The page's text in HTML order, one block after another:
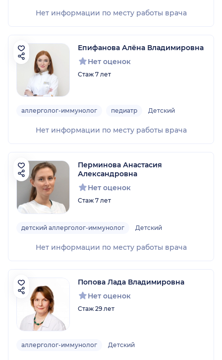
Нет информации по месту работы врача
Епифанова Алёна Владимировна
Нет оценок
Стаж 7 лет
аллерголог-иммунолог педиатр Детский
Нет информации по месту работы врача
Перминова Анастасия
Александровна
Нет оценок
Стаж 7 лет
детский аллерголог-иммунолог Детский
Нет информации по месту работы врача
Попова Лада Владимировна
Нет оценок
Стаж 29 лет
аллерголог-иммунолог Детский